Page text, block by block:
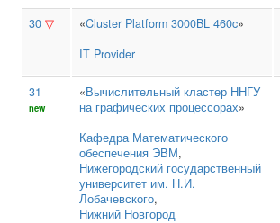
30 ▽ «Cluster Platform 3000BL 460c»
IT Provider
31
new
«Вычислительный кластер ННГУ
на графических процессорах»
Кафедра Математического
обеспечения ЭВМ,
Нижегородский государственный
университет им. Н.И.
Лобачевского,
Нижний Новгород